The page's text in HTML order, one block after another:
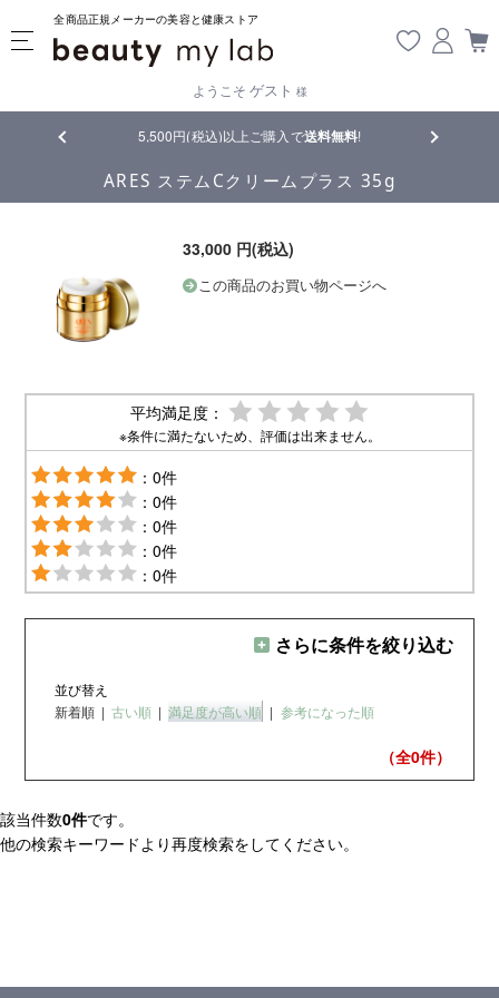
全商品正規メーカーの美容と健康ストア
ようこそ ゲスト 様
5,500円(税込)以上ご購入で送料無料! 【重要】
ARES ステムCクリームプラス 35g
33,000 円(税込)
この商品のお買い物ページへ
平均満足度：
※条件に満たないため、評価は出来ません。
：0件
：0件
：0件
：0件
：0件
さらに条件を絞り込む
並び替え
新着順 | 古い順 | 満足度が高い順 | 参考になった順
（全0件）
該当件数0件です。
他の検索キーワードより再度検索をしてください。